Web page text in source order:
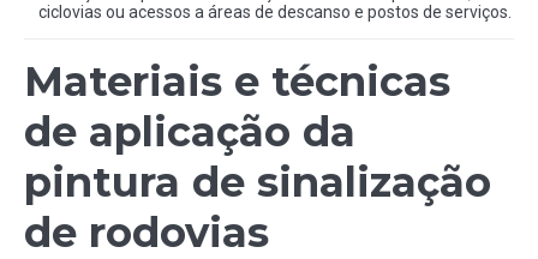
ciclovias ou acessos a áreas de descanso e postos de serviços.
Materiais e técnicas
de aplicação da
pintura de sinalização
de rodovias